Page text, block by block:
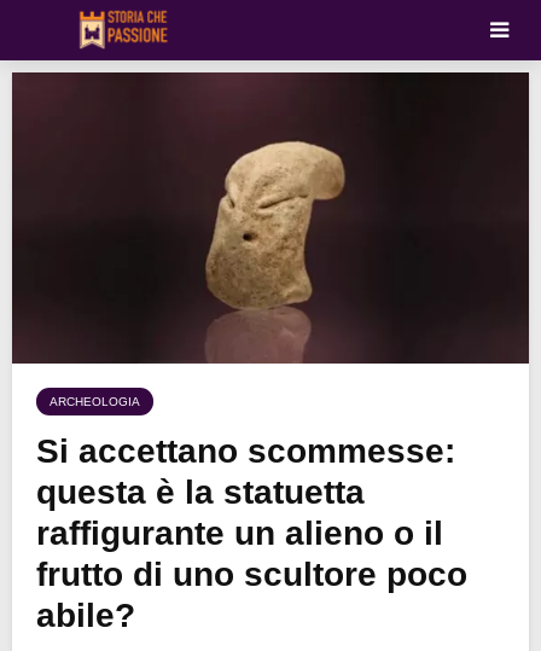
ARCHEOLOGIA
Si accettano scommesse:
questa è la statuetta
raffigurante un alieno o il
frutto di uno scultore poco
abile?